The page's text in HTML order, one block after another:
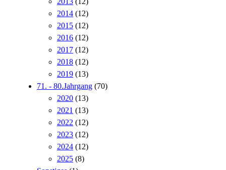
2014 (12)
2015 (12)
2016 (12)
2017 (12)
2018 (12)
2019 (13)
71. - 80.Jahrgang (70)
2020 (13)
2021 (13)
2022 (12)
2023 (12)
2024 (12)
2025 (8)